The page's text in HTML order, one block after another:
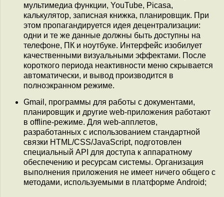
мультимедиа функции, YouTube, Picasa,
калькулятор, записная книжка, планировщик. При
этом пропагандируется идея децентрализации:
одни и те же данные должны быть доступны на
телефоне, ПК и ноутбуке. Интерфейс изобилует
качественными визуальными эффектами. После
короткого периода неактивности меню скрывается
автоматически, и вывод производится в
полноэкранном режиме.
Gmail, программы для работы с документами,
планировщик и другие web-приложения работают
в offline-режиме. Для web-апплетов,
разработанных с использованием стандартной
связки HTML/CSS/JavaScript, подготовлен
специальный API для доступа к аппаратному
обеспечению и ресурсам системы. Организация
выполнения приложения не имеет ничего общего с
методами, используемыми в платформе Android;